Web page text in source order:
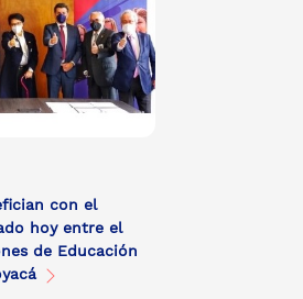
con el
hoy entre el
de Educación